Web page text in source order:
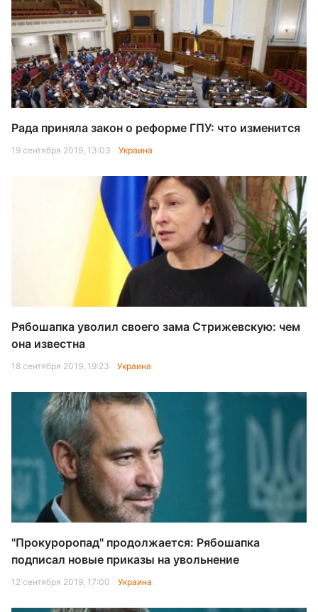
Рада приняла закон о реформе ГПУ: что изменится
19 сентября 2019, 13:03 Украина
Рябошапка уволил своего зама Стрижевскую: чем
она известна
18 сентября 2019, 19:23 Украина
"Прокуроропад" продолжается: Рябошапка
подписал новые приказы на увольнение
12 сентября 2019, 17:00 Украина